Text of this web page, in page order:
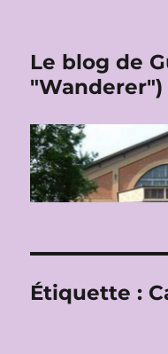
Le blog de
"Wanderer")
Étiquette :